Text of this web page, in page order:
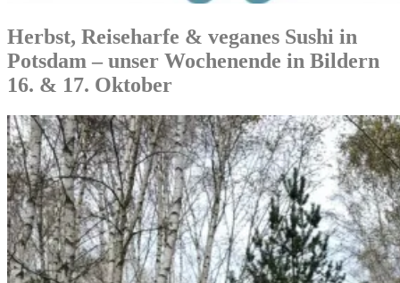
Herbst, Reiseharfe & veganes Sushi in
Potsdam – unser Wochenende in Bildern
16. & 17. Oktober